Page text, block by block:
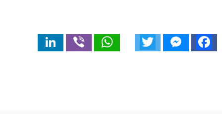
Facebook
Messenger
WhatsApp